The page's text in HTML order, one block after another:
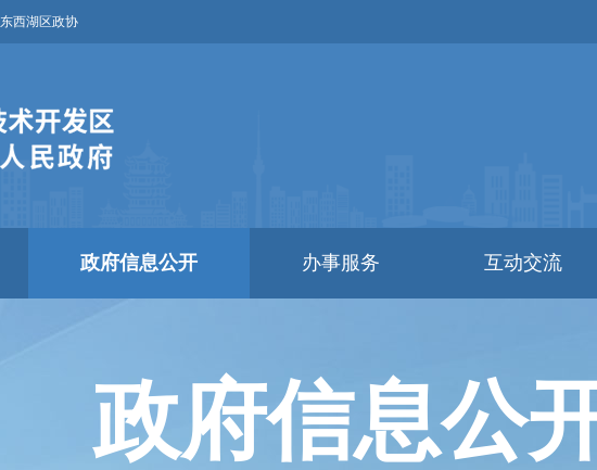
东西湖区政协
政府信息公开 办事服务 互动交流
政府信息公